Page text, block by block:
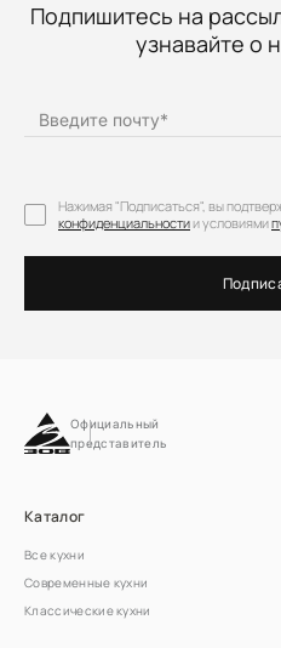
Подпишитесь на
узнавайте о
Введите почту*
Нажимая "Подписаться", вы
конфиденциальностии условиями
Официальный
представитель
Каталог
Все кухни
Современные кухни
Классические кухни